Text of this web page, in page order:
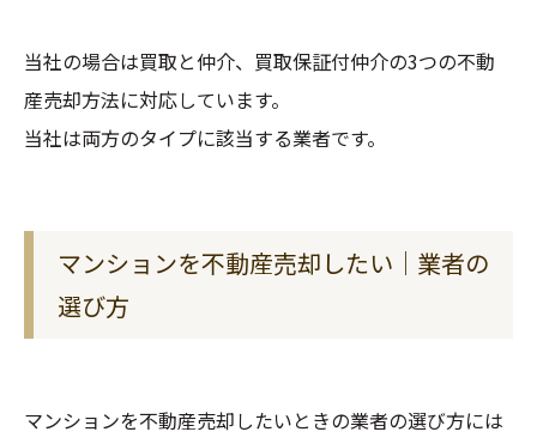
当社の場合は買取と仲介、買取保証付仲介の3つの不動
産売却方法に対応しています。
当社は両方のタイプに該当する業者です。
マンションを不動産売却したい｜業者の
選び方
マンションを不動産売却したいときの業者の選び方には